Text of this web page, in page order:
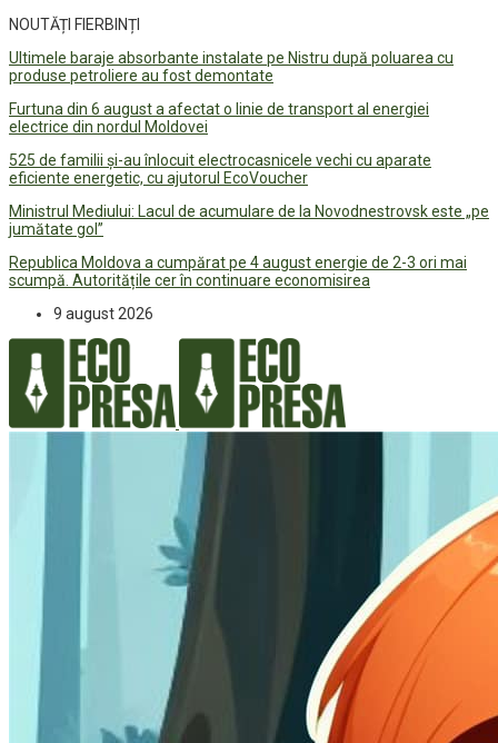
NOUTĂȚI FIERBINȚI
Ultimele baraje absorbante instalate pe Nistru după poluarea cu
produse petroliere au fost demontate
Furtuna din 6 august a afectat o linie de transport al energiei
electrice din nordul Moldovei
525 de familii și-au înlocuit electrocasnicele vechi cu aparate
eficiente energetic, cu ajutorul EcoVoucher
Ministrul Mediului: Lacul de acumulare de la Novodnestrovsk este „pe
jumătate gol”
Republica Moldova a cumpărat pe 4 august energie de 2-3 ori mai
scumpă. Autoritățile cer în continuare economisirea
9 august 2026